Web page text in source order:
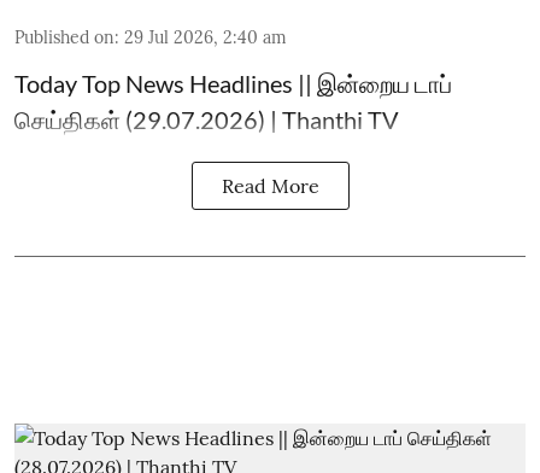
Published on: 29 Jul 2026, 2:40 am
Today Top News Headlines || இன்றைய டாப்
செய்திகள் (29.07.2026) | Thanthi TV
Read More